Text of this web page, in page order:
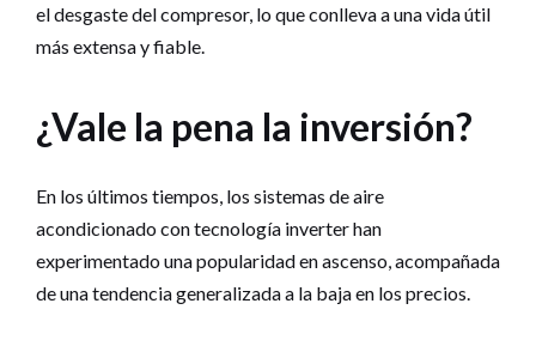
el desgaste del compresor, lo que conlleva a una vida útil
más extensa y fiable.
¿Vale la pena la inversión?
En los últimos tiempos, los sistemas de aire
acondicionado con tecnología inverter han
experimentado una popularidad en ascenso, acompañada
de una tendencia generalizada a la baja en los precios.